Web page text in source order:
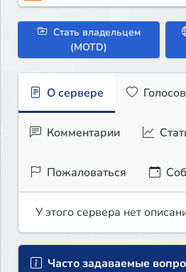
Стать владельцем
(MOTD)
О сервере
Комментарии
Пожаловаться
У этого сервера нет
Часто задаваемые